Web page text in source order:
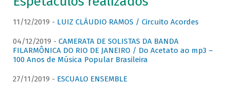
11/12/2019 - LUIZ CLÁUDIO RAMOS / Circuito Acordes
04/12/2019 - CAMERATA DE SOLISTAS DA BANDA
FILARMÔNICA DO RIO DE JANEIRO / Do Acetato ao mp3 –
100 Anos de Música Popular Brasileira
27/11/2019 - ESCUALO ENSEMBLE